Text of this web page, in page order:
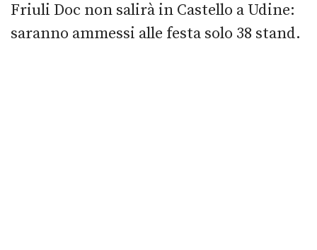
Friuli Doc non salirà in Castello a Udine:
saranno ammessi alle festa solo 38 stand.